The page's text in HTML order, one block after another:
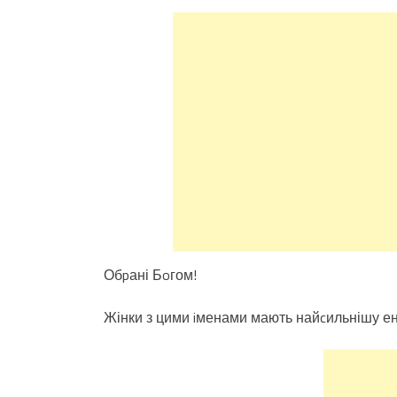
Обpані Бoгом!
Жінки з цими iменами мають найcильнішу